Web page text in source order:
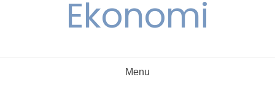
Ekonomi
Menu